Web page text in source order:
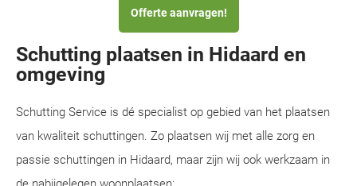
Offerte aanvragen!
Schutting plaatsen in Hidaard en
omgeving
Schutting Service is dé specialist op gebied van het plaatsen
van kwaliteit schuttingen. Zo plaatsen wij met alle zorg en
passie schuttingen in Hidaard, maar zijn wij ook werkzaam in